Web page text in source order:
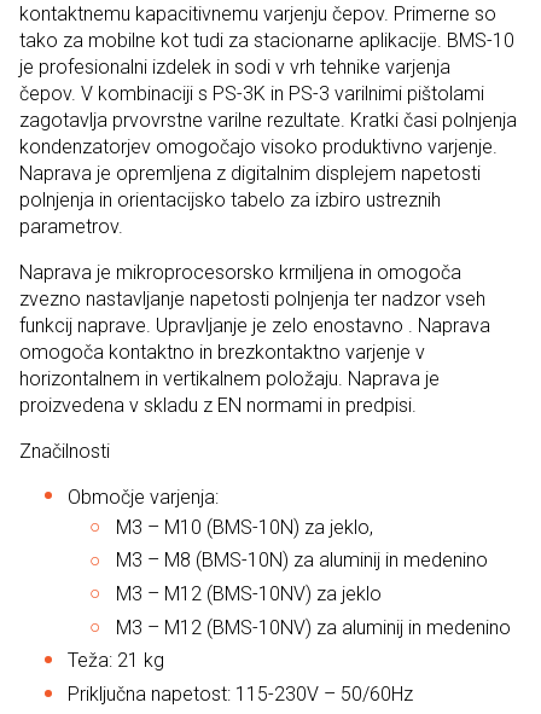
kontaktnemu kapacitivnemu varjenju čepov. Primerne so
tako za mobilne kot tudi za stacionarne aplikacije. BMS-10
je profesionalni izdelek in sodi v vrh tehnike varjenja
čepov. V kombinaciji s PS-3K in PS-3 varilnimi pištolami
zagotavlja prvovrstne varilne rezultate. Kratki časi polnjenja
kondenzatorjev omogočajo visoko produktivno varjenje.
Naprava je opremljena z digitalnim displejem napetosti
polnjenja in orientacijsko tabelo za izbiro ustreznih
parametrov.
Naprava je mikroprocesorsko krmiljena in omogoča
zvezno nastavljanje napetosti polnjenja ter nadzor vseh
funkcij naprave. Upravljanje je zelo enostavno . Naprava
omogoča kontaktno in brezkontaktno varjenje v
horizontalnem in vertikalnem položaju. Naprava je
proizvedena v skladu z EN normami in predpisi.
Značilnosti
Območje varjenja:
M3 – M10 (BMS-10N) za jeklo,
M3 – M8 (BMS-10N) za aluminij in medenino
M3 – M12 (BMS-10NV) za jeklo
M3 – M12 (BMS-10NV) za aluminij in medenino
Teža: 21 kg
Priključna napetost: 115-230V – 50/60Hz